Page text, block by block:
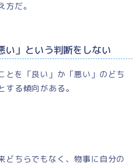
だ。
」という判断をしない
とを「良い」か「悪い」のどち
する傾向がある。
どちらでもなく、物事に自分の